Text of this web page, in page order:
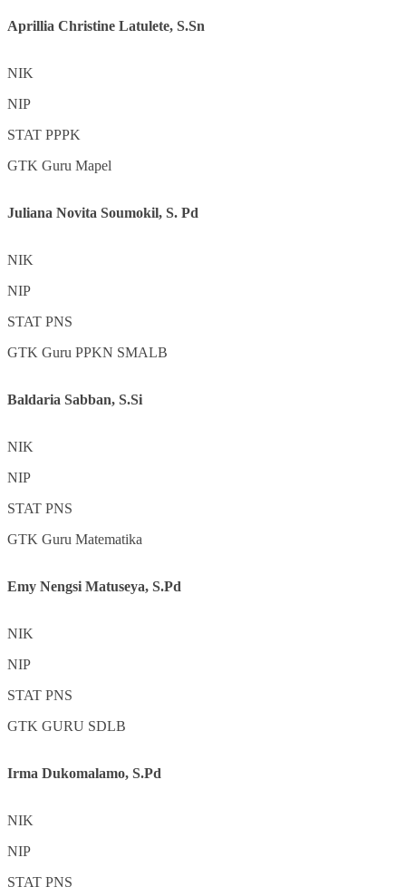
Aprillia Christine Latulete, S.Sn
NIK
NIP
STAT PPPK
GTK Guru Mapel
Juliana Novita Soumokil, S. Pd
NIK
NIP
STAT PNS
GTK Guru PPKN SMALB
Baldaria Sabban, S.Si
NIK
NIP
STAT PNS
GTK Guru Matematika
Emy Nengsi Matuseya, S.Pd
NIK
NIP
STAT PNS
GTK GURU SDLB
Irma Dukomalamo, S.Pd
NIK
NIP
STAT PNS